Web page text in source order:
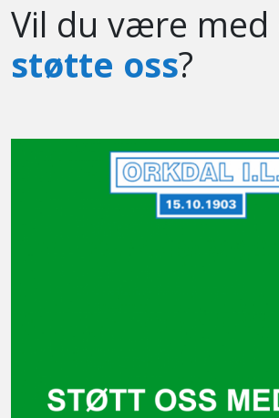
Vil du være med
støtte oss?